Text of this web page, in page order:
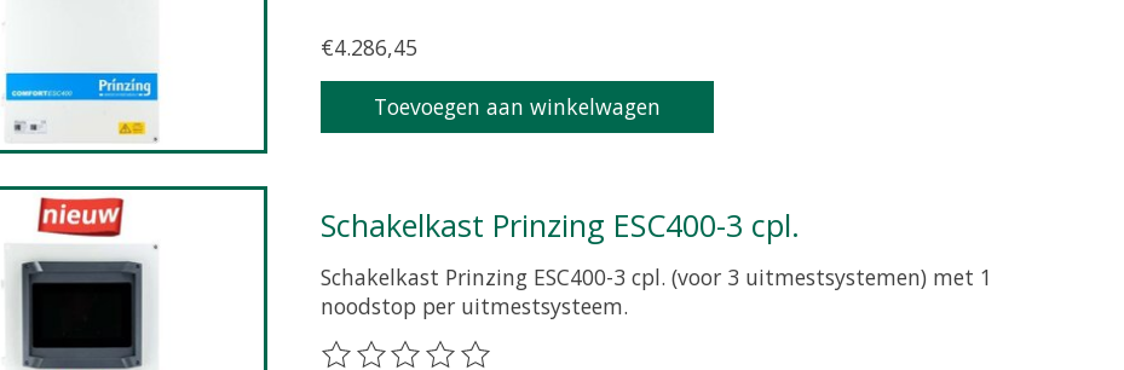
€4.286,45
Toevoegen aan winkelwagen
Schakelkast Prinzing ESC400-3 cpl.
Schakelkast Prinzing ESC400-3 cpl. (voor 3 uitmestsystemen) met 1
noodstop per uitmestsysteem.
De beoordeling van dit product is